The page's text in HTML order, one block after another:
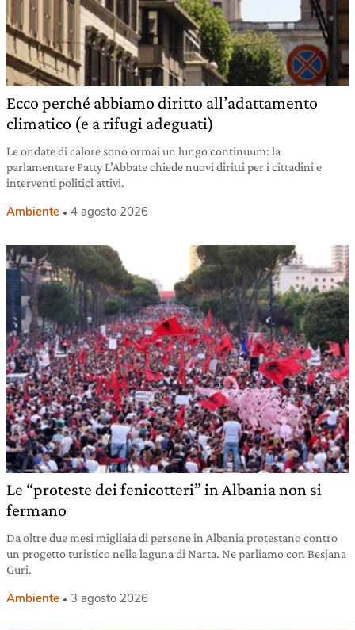
Ecco perché abbiamo diritto all’adattamento
climatico (e a rifugi adeguati)
Le ondate di calore sono ormai un lungo continuum: la
parlamentare Patty L’Abbate chiede nuovi diritti per i cittadini e
interventi politici attivi.
Ambiente 4 agosto 2026
Le “proteste dei fenicotteri” in Albania non si
fermano
Da oltre due mesi migliaia di persone in Albania protestano contro
un progetto turistico nella laguna di Narta. Ne parliamo con Besjana
Guri.
Ambiente 3 agosto 2026